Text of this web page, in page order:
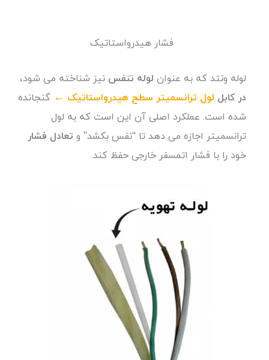
فشار هیدرواستاتیک
لوله ونتد که به عنوانلوله تنفس نیز شناخته می شود،
در کابل لول ترانسمیتر سطح هیدرواستاتیک ← گنجانده
شده است. عملکرد اصلی آن این است که به لول
ترانسمیتر اجازه می دهد تا “نفس بکشد” و تعادل فشار
خود را با فشار اتمسفر خارجی حفظ کند.